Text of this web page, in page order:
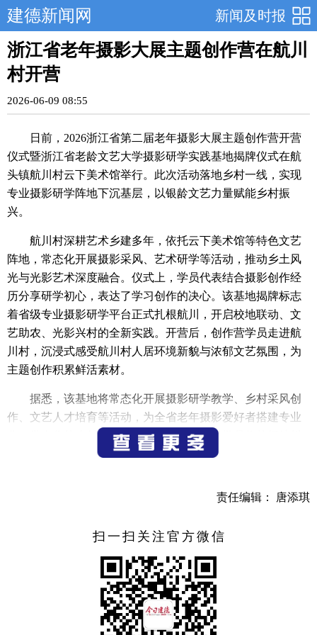
新闻及时报
建德新闻网
浙江省老年摄影大展主题创作营在航川
村开营
2026-06-09 08:55
日前，2026浙江省第二届老年摄影大展主题创作营开营
仪式暨浙江省老龄文艺大学摄影研学实践基地揭牌仪式在航
头镇航川村云下美术馆举行。此次活动落地乡村一线，实现
专业摄影研学阵地下沉基层，以银龄文艺力量赋能乡村振
兴。
航川村深耕艺术乡建多年，依托云下美术馆等特色文艺
阵地，常态化开展摄影采风、艺术研学等活动，推动乡土风
光与光影艺术深度融合。仪式上，学员代表结合摄影创作经
历分享研学初心，表达了学习创作的决心。该基地揭牌标志
着省级专业摄影研学平台正式扎根航川，开启校地联动、文
艺助农、光影兴村的全新实践。开营后，创作营学员走进航
川村，沉浸式感受航川村人居环境新貌与浓郁文艺氛围，为
主题创作积累鲜活素材。
据悉，该基地将常态化开展摄影研学教学、乡村采风创
作、文艺人才培育等活动，为全省老年摄影爱好者搭建专业
化、常态化的乡村实践平台。接下来，全体学员将扎根航川
乡土一线，聚焦乡村生态风光、人文底蕴、振兴蝶变，用镜
第二届老年摄影大展增色添彩，持续以银龄光影力量助力浙
省老年活动中心领导黄建萍、王育蓓，省摄影家协会领
导王小川、林青松、徐斌、梁臻等行业大咖出席活动。市政
协副主席郑志华出席活动。
（记者 别阳军）
责任编辑： 唐添琪
扫一扫关注官方微信